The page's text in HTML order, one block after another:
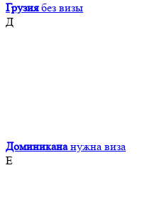
Грузия без визы
Д
Доминикана нужна виза
Е